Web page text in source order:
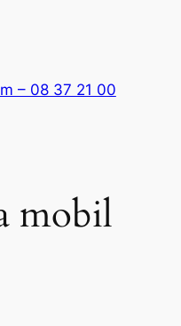
– 08 37 21 00
mobil